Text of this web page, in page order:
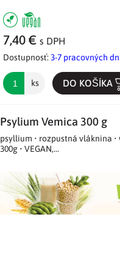
7,40 € s DPH
Dostupnosť: 3-7 pracovných
ks DO KOŠÍKA
Psylium Vemica 300 g
psyllium • rozpustná vláknina •
300g • VEGAN,...